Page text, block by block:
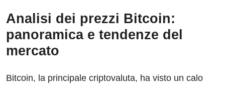
Analisi dei prezzi Bitcoin:
panoramica e tendenze del
mercato
Bitcoin, la principale criptovaluta, ha visto un calo